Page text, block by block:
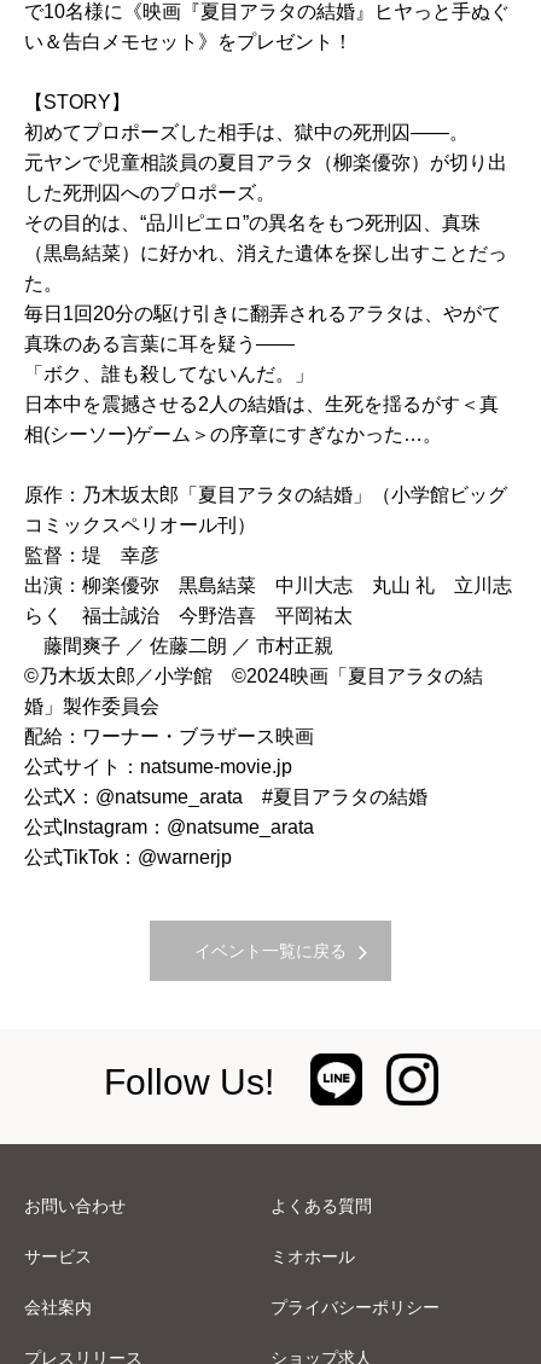
で10名様に《映画『夏目アラタの結婚』ヒヤっと手ぬぐ
い＆告白メモセット》をプレゼント！
【STORY】
初めてプロポーズした相手は、獄中の死刑囚——。
元ヤンで児童相談員の夏目アラタ（柳楽優弥）が切り出
した死刑囚へのプロポーズ。
その目的は、“品川ピエロ”の異名をもつ死刑囚、真珠
（黒島結菜）に好かれ、消えた遺体を探し出すことだっ
た。
毎日1回20分の駆け引きに翻弄されるアラタは、やがて
真珠のある言葉に耳を疑う——
「ボク、誰も殺してないんだ。」
日本中を震撼させる2人の結婚は、生死を揺るがす＜真
相(シーソー)ゲーム＞の序章にすぎなかった…。
原作：乃木坂太郎「夏目アラタの結婚」（小学館ビッグ
コミックスペリオール刊）
監督：堤 幸彦
出演：柳楽優弥 黒島結菜 中川大志 丸山 礼 立川志
らく 福士誠治 今野浩喜 平岡祐太
藤間爽子 ／ 佐藤二朗 ／ 市村正親
©乃木坂太郎／小学館 ©2024映画「夏目アラタの結
婚」製作委員会
配給：ワーナー・ブラザース映画
公式サイト：natsume-movie.jp
公式X：@natsume_arata #夏目アラタの結婚
公式Instagram：@natsume_arata
公式TikTok：@warnerjp
イベント一覧に戻る
Follow Us!
お問い合わせ よくある質問
サービス ミオホール
会社案内 プライバシーポリシー
プレスリリース ショップ求人